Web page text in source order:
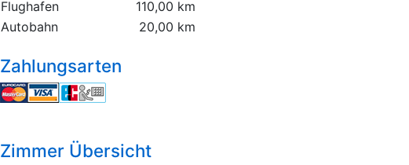
Flughafen
110,00 km
Autobahn
20,00 km
Zahlungsarten
Zimmer Übersicht